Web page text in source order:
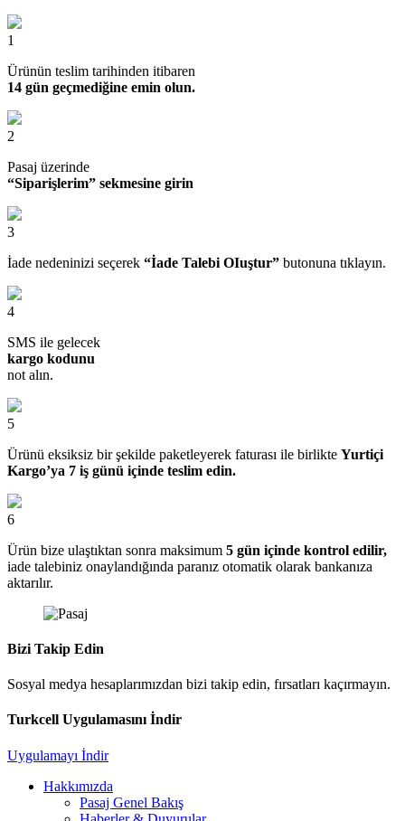
1
Ürünün teslim tarihinden itibaren
14 gün geçmediğine emin olun.
2
Pasaj üzerinde
“Siparişlerim” sekmesine girin
3
İade nedeninizi seçerek “İade Talebi OIuştur” butonuna tıklayın.
4
SMS ile gelecek
kargo kodunu
not alın.
5
Ürünü eksiksiz bir şekilde paketleyerek faturası ile birlikte Yurtiçi
Kargo’ya 7 iş günü içinde teslim edin.
6
Ürün bize ulaştıktan sonra maksimum 5 gün içinde kontrol edilir,
iade talebiniz onaylandığında paranız otomatik olarak bankanıza
aktarılır.
Bizi Takip Edin
Sosyal medya hesaplarımızdan bizi takip edin, fırsatları kaçırmayın.
Turkcell Uygulamasını İndir
Uygulamayı İndir
Hakkımızda
Pasaj Genel Bakış